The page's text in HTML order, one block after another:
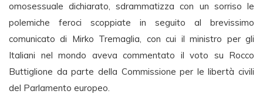
omosessuale dichiarato, sdrammatizza con un sorriso le
polemiche feroci scoppiate in seguito al brevissimo
comunicato di Mirko Tremaglia, con cui il ministro per gli
Italiani nel mondo aveva commentato il voto su Rocco
Buttiglione da parte della Commissione per le libertà civili
del Parlamento europeo.